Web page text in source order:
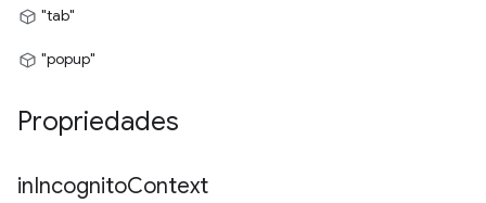
"tab"
"popup"
Propriedades
inIncognitoContext